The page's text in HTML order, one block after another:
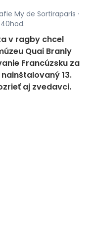
My de Sortiraparis ·
v ragby chcel
Quai Branly
Francúzsku za
13.
aj zvedavci.